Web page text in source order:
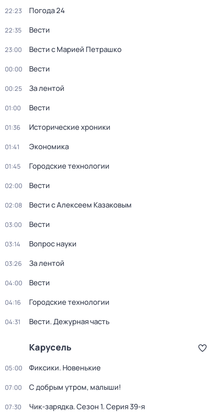
22:23 Погода 24
22:35 Вести
23:00 Вести с Марией Петрашко
00:00 Вести
00:25 За лентой
01:00 Вести
01:36 Исторические хроники
01:41 Экономика
01:45 Городские технологии
02:00 Вести
02:08 Вести с Алексеем Казаковым
03:00 Вести
03:14 Вопрос науки
03:26 За лентой
04:00 Вести
04:16 Городские технологии
04:31 Вести. Дежурная часть
Карусель
05:00 Фиксики. Новенькие
07:00 С добрым утром, малыши!
07:30 Чик-зарядка. Сезон 1. Серия 39-я